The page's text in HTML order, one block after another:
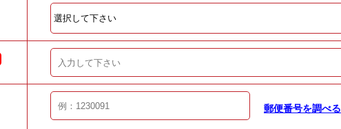
郵便番号を調べる